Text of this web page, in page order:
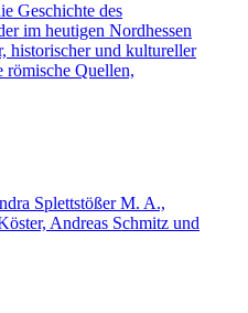
Geschichte des
im heutigen Nordhessen
historischer und kultureller
römische Quellen,
Splettstößer M. A.,
Andreas Schmitz und